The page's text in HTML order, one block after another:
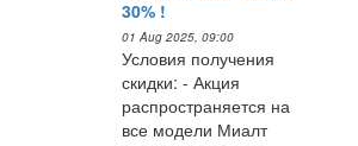
30% !
01 Aug 2025, 09:00
Условия получения
скидки: - Акция
распространяется на
все модели Миалт